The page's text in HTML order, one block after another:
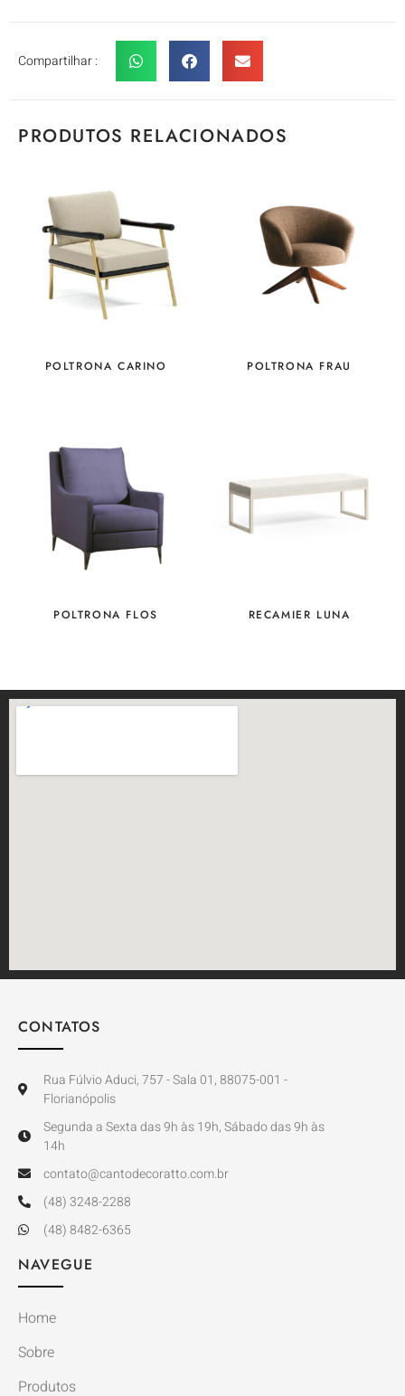
Compartilhar :
PRODUTOS RELACIONADOS
POLTRONA CARINO POLTRONA FRAU
POLTRONA FLOS RECAMIER LUNA
CONTATOS
Rua Fúlvio Aduci, 757 - Sala 01, 88075-001 -
Florianópolis
Segunda a Sexta das 9h às 19h, Sábado das 9h às
14h
contato@cantodecoratto.com.br
(48) 3248-2288
(48) 8482-6365
NAVEGUE
Home
Sobre
Produtos